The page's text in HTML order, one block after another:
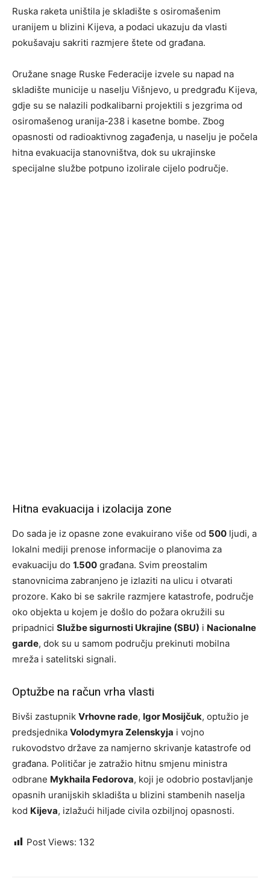
Ruska raketa uništila je skladište s osiromašenim
uranijem u blizini Kijeva, a podaci ukazuju da vlasti
pokušavaju sakriti razmjere štete od građana.
Oružane snage Ruske Federacije izvele su napad na
skladište municije u naselju Višnjevo, u predgrađu Kijeva,
gdje su se nalazili podkalibarni projektili s jezgrima od
osiromašenog uranija-238 i kasetne bombe. Zbog
opasnosti od radioaktivnog zagađenja, u naselju je počela
hitna evakuacija stanovništva, dok su ukrajinske
specijalne službe potpuno izolirale cijelo područje.
Hitna evakuacija i izolacija zone
Do sada je iz opasne zone evakuirano više od 500 ljudi, a
lokalni mediji prenose informacije o planovima za
evakuaciju do 1.500 građana. Svim preostalim
stanovnicima zabranjeno je izlaziti na ulicu i otvarati
prozore. Kako bi se sakrile razmjere katastrofe, područje
oko objekta u kojem je došlo do požara okružili su
pripadnici Službe sigurnosti Ukrajine (SBU) i Nacionalne
garde, dok su u samom području prekinuti mobilna
mreža i satelitski signali.
Optužbe na račun vrha vlasti
Bivši zastupnik Vrhovne rade, Igor Mosijčuk, optužio je
predsjednika Volodymyra Zelenskyja i vojno
rukovodstvo države za namjerno skrivanje katastrofe od
građana. Političar je zatražio hitnu smjenu ministra
odbrane Mykhaila Fedorova, koji je odobrio postavljanje
opasnih uranijskih skladišta u blizini stambenih naselja
kod Kijeva, izlažući hiljade civila ozbiljnoj opasnosti.
Post Views: 132